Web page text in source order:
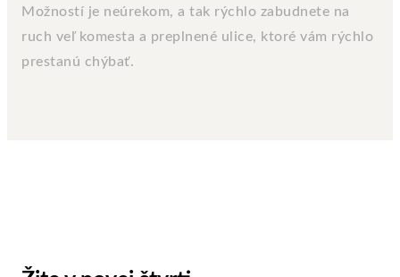
Možností je neúrekom, a tak rýchlo zabudnete na
ruch veľ komesta a preplnené ulice, ktoré vám rýchlo
prestanú chýbať.